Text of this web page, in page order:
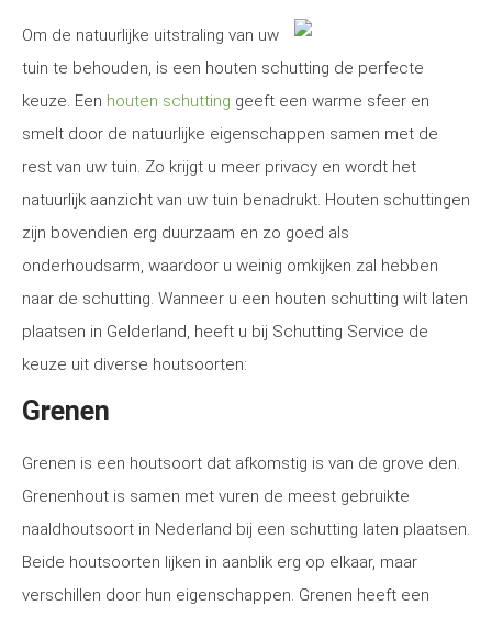
Om de natuurlijke uitstraling van uw
tuin te behouden, is een houten schutting de perfecte
keuze. Een houten schutting geeft een warme sfeer en
smelt door de natuurlijke eigenschappen samen met de
rest van uw tuin. Zo krijgt u meer privacy en wordt het
natuurlijk aanzicht van uw tuin benadrukt. Houten schuttingen
zijn bovendien erg duurzaam en zo goed als
onderhoudsarm, waardoor u weinig omkijken zal hebben
naar de schutting. Wanneer u een houten schutting wilt laten
plaatsen in Gelderland, heeft u bij Schutting Service de
keuze uit diverse houtsoorten:
Grenen
Grenen is een houtsoort dat afkomstig is van de grove den.
Grenenhout is samen met vuren de meest gebruikte
naaldhoutsoort in Nederland bij een schutting laten plaatsen.
Beide houtsoorten lijken in aanblik erg op elkaar, maar
verschillen door hun eigenschappen. Grenen heeft een